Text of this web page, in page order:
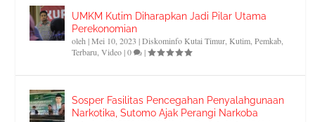
UMKM Kutim Diharapkan Jadi Pilar Utama
Perekonomian
oleh|Mei 10, 2023 |Diskominfo Kutai Timur ,Kutim ,Pemkab
Terbaru ,Video|0 |
Sosper Fasilitas Pencegahan Penyalahgunaan
Narkotika, Sutomo Ajak Perangi Narkoba